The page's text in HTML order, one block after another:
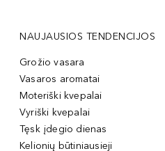
NAUJAUSIOS TENDENCIJOS
Grožio vasara
Vasaros aromatai
Moteriški kvepalai
Vyriški kvepalai
Tęsk įdegio dienas
Kelionių būtiniausieji